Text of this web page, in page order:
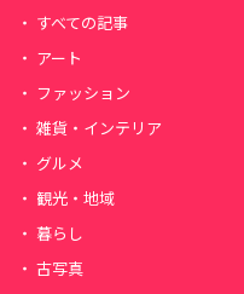
すべての記事
アート
ファッション
雑貨・インテリア
グルメ
観光・地域
暮らし
古写真